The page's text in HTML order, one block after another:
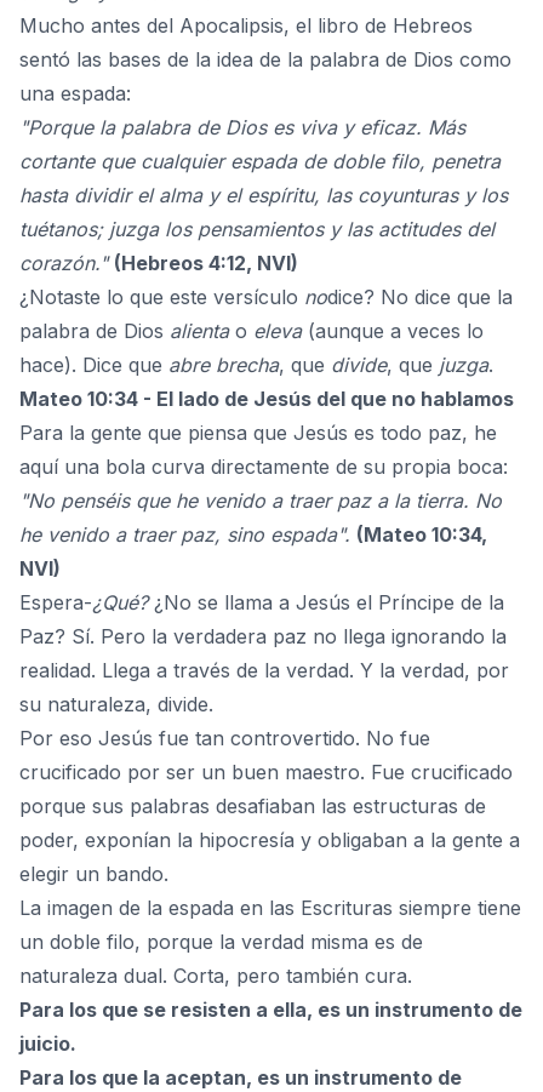
Mucho antes del Apocalipsis, el libro de Hebreos
sentó las bases de la idea de la palabra de Dios como
una espada:
"Porque la palabra de Dios es viva y eficaz. Más
cortante que cualquier espada de doble filo, penetra
hasta dividir el alma y el espíritu, las coyunturas y los
tuétanos; juzga los pensamientos y las actitudes del
corazón." (Hebreos 4:12, NVI)
¿Notaste lo que este versículo nodice? No dice que la
palabra de Dios alientao eleva(aunque a veces lo
hace). Dice que abre brecha, que divide, que juzga.
Mateo 10:34 - El lado de Jesús del que no hablamos
Para la gente que piensa que Jesús es todo paz, he
aquí una bola curva directamente de su propia boca:
"No penséis que he venido a traer paz a la tierra. No
he venido a traer paz, sino espada". (Mateo 10:34,
NVI)
Espera-¿Qué?¿No se llama a Jesús el Príncipe de la
Paz? Sí. Pero la verdadera paz no llega ignorando la
realidad. Llega a través de la verdad. Y la verdad, por
su naturaleza, divide.
Por eso Jesús fue tan controvertido. No fue
crucificado por ser un buen maestro. Fue crucificado
porque sus palabras desafiaban las estructuras de
poder, exponían la hipocresía y obligaban a la gente a
elegir un bando.
La imagen de la espada en las Escrituras siempre tiene
un doble filo, porque la verdad misma es de
naturaleza dual. Corta, pero también cura.
Para los que se resisten a ella, es un instrumento de
juicio.
Para los que la aceptan, es un instrumento de